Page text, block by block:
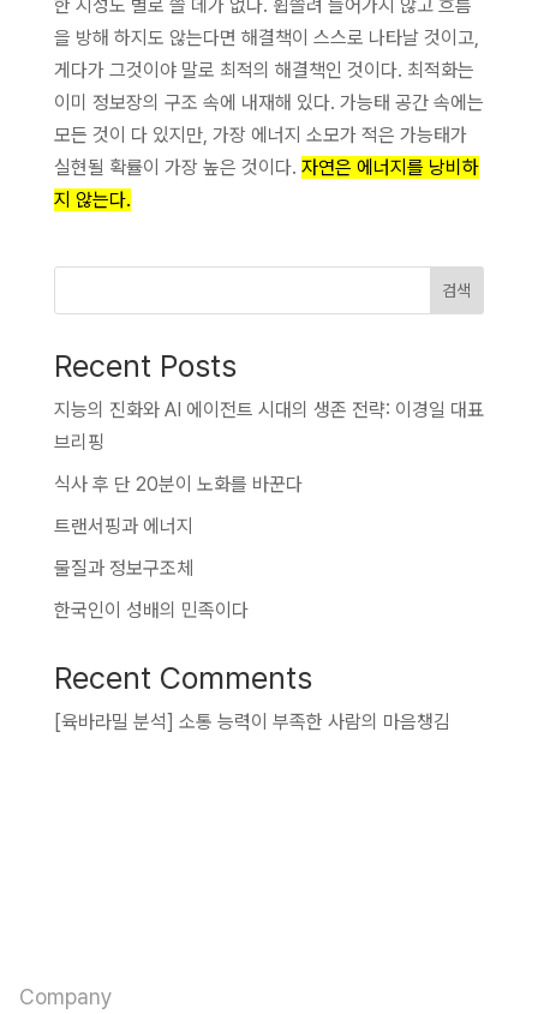
한 지성도 별로 쓸 데가 없다. 휩쓸려 들어가지 않고 흐름
을 방해 하지도 않는다면 해결책이 스스로 나타날 것이고,
게다가 그것이야 말로 최적의 해결책인 것이다. 최적화는
이미 정보장의 구조 속에 내재해 있다. 가능태 공간 속에는
모든 것이 다 있지만, 가장 에너지 소모가 적은 가능태가
실현될 확률이 가장 높은 것이다. 자연은 에너지를 낭비하
지 않는다.
검색
Recent Posts
지능의 진화와 AI 에이전트 시대의 생존 전략: 이경일 대표
브리핑
식사 후 단 20분이 노화를 바꾼다
트랜서핑과 에너지
물질과 정보구조체
한국인이 성배의 민족이다
Recent Comments
[육바라밀 분석] 소통 능력이 부족한 사람의 마음챙김
Company